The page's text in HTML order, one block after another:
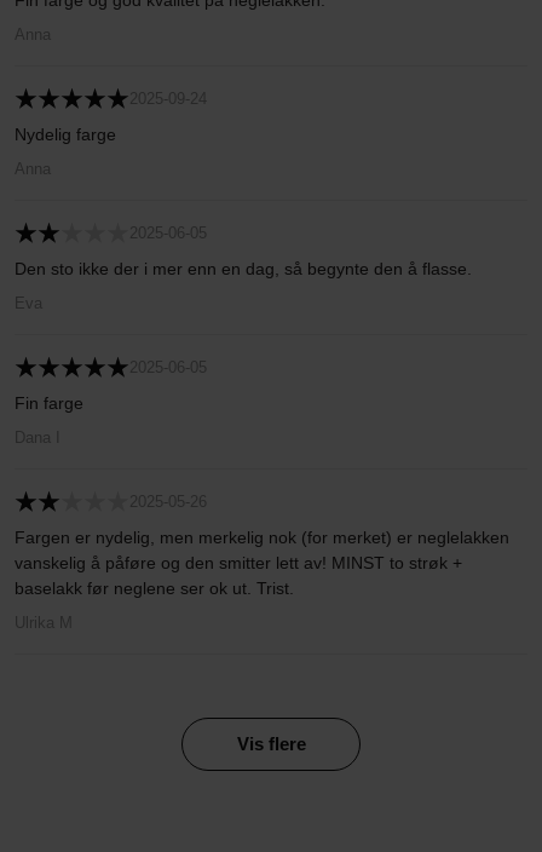
Anna
2025-09-24
Nydelig farge
Anna
2025-06-05
Den sto ikke der i mer enn en dag, så begynte den å flasse.
Eva
2025-06-05
Fin farge
Dana I
2025-05-26
Fargen er nydelig, men merkelig nok (for merket) er neglelakken
vanskelig å påføre og den smitter lett av! MINST to strøk +
baselakk før neglene ser ok ut. Trist.
Ulrika M
Vis flere